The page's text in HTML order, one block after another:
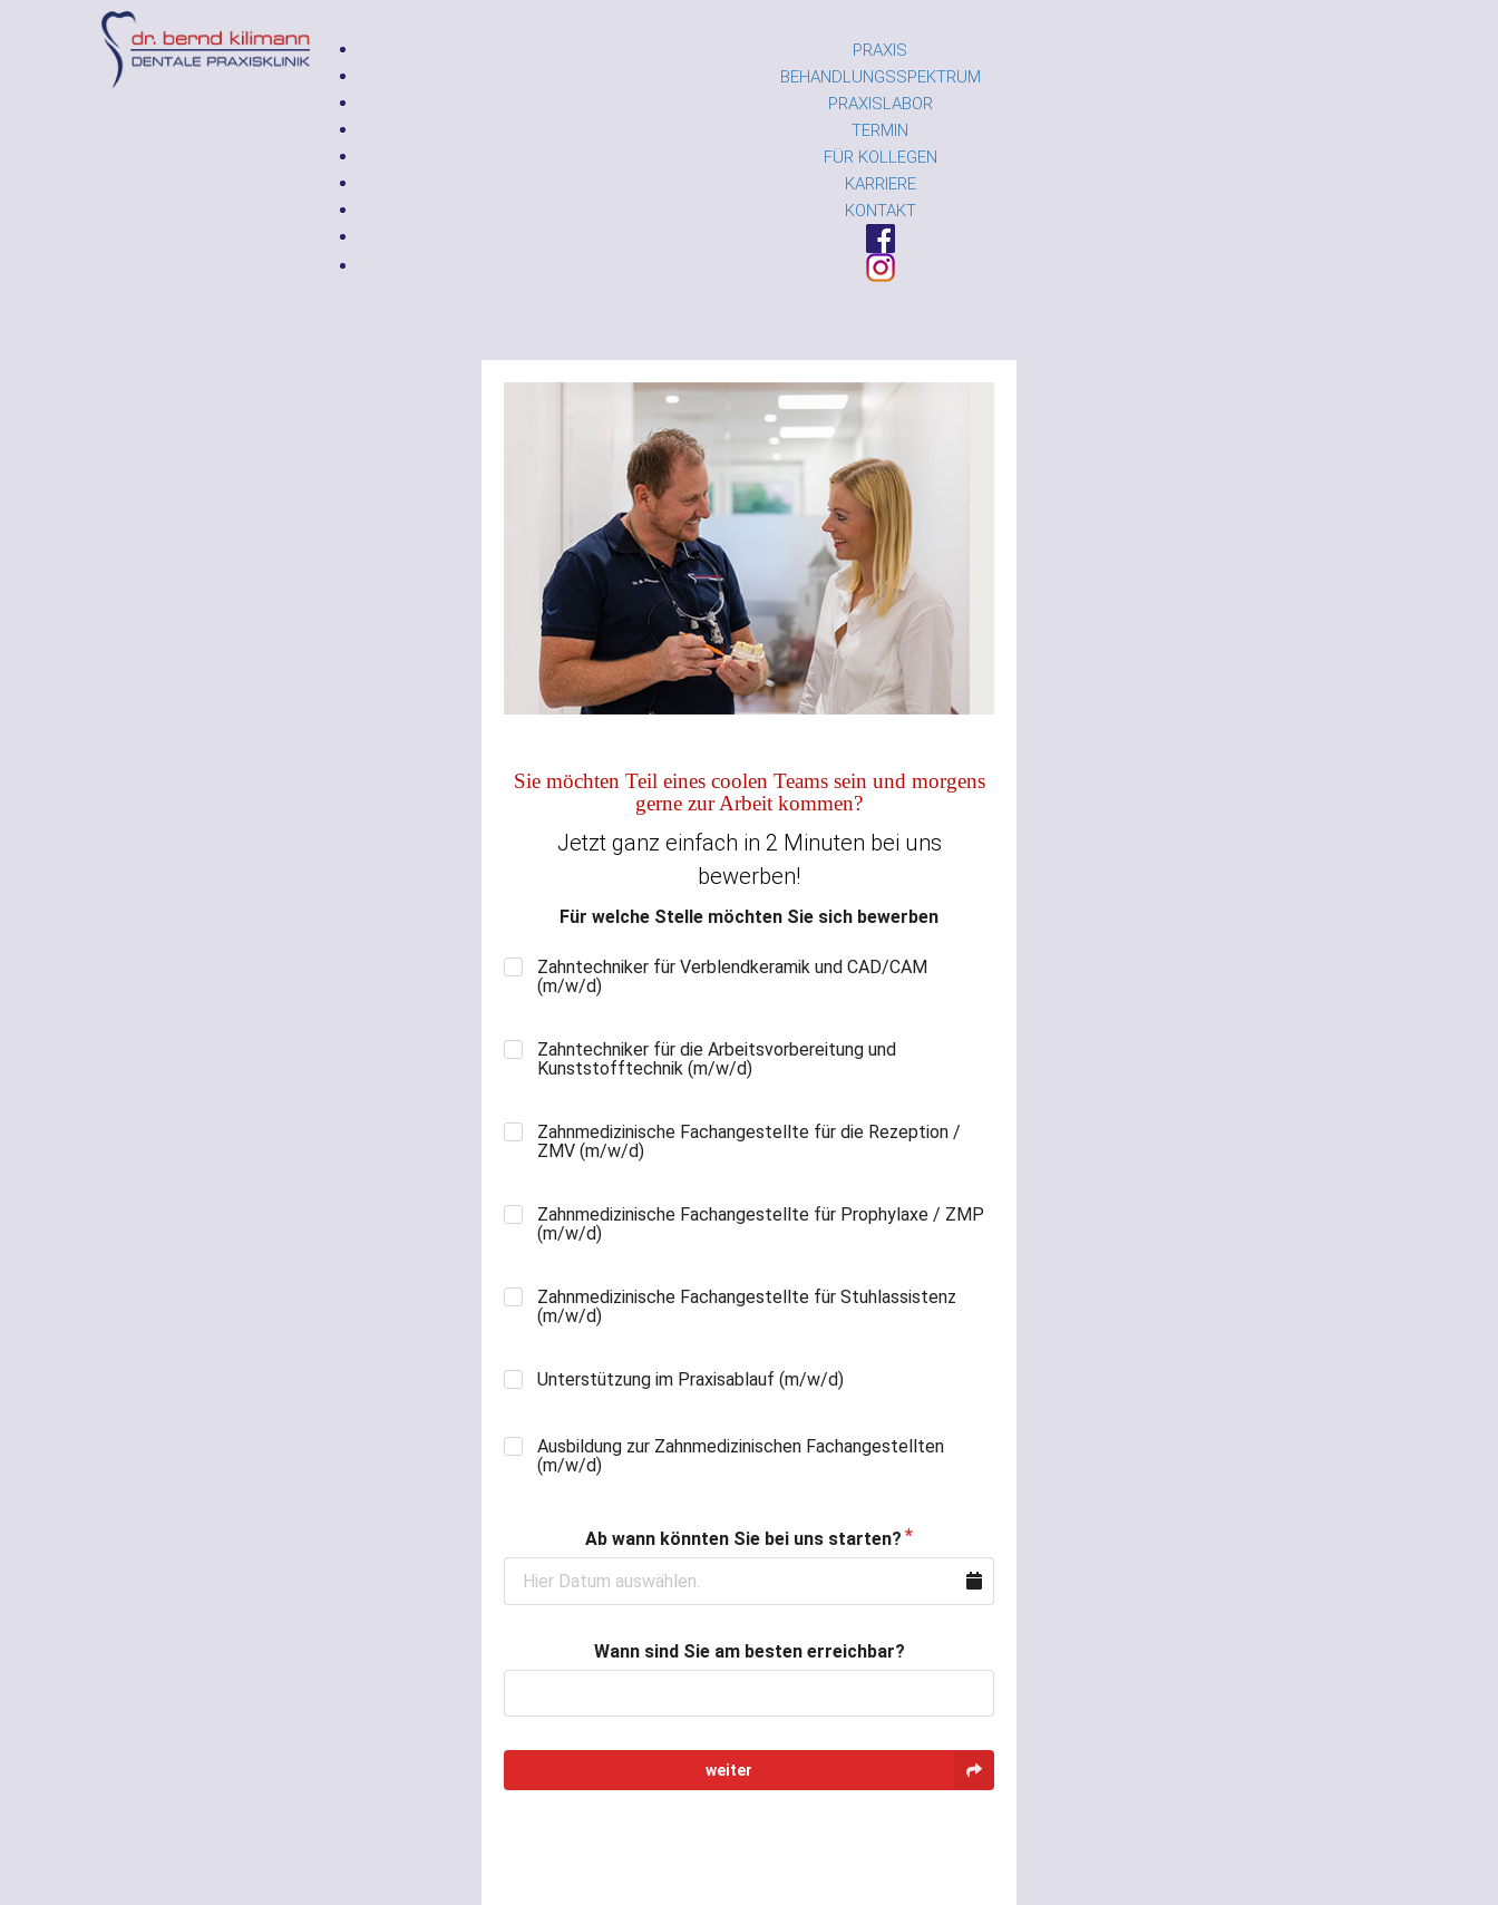
PRAXIS
BEHANDLUNGSSPEKTRUM
PRAXISLABOR
TERMIN
FÜR KOLLEGEN
KARRIERE
KONTAKT
Sie möchten Teil eines coolen Teams sein und morgens
gerne zur Arbeit kommen?
Jetzt ganz einfach in 2 Minuten bei uns
bewerben!
Für welche Stelle möchten Sie sich bewerben
Zahntechniker für Verblendkeramik und CAD/CAM
(m/w/d)
Zahntechniker für die Arbeitsvorbereitung und
Kunststofftechnik (m/w/d)
Zahnmedizinische Fachangestellte für die Rezeption /
ZMV (m/w/d)
Zahnmedizinische Fachangestellte für Prophylaxe / ZMP
(m/w/d)
Zahnmedizinische Fachangestellte für Stuhlassistenz
(m/w/d)
Unterstützung im Praxisablauf (m/w/d)
Ausbildung zur Zahnmedizinischen Fachangestellten
(m/w/d)
Ab wann könnten Sie bei uns starten?
Wann sind Sie am besten erreichbar?
weiter